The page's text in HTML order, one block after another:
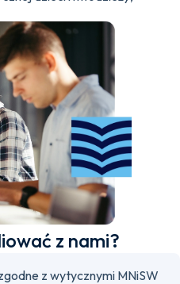
z nami?
z wytycznymi MNiSW